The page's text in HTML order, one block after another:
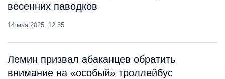
весенних паводков
14 мая 2025, 12:35
Лемин призвал абаканцев обратить
внимание на «особый» троллейбус